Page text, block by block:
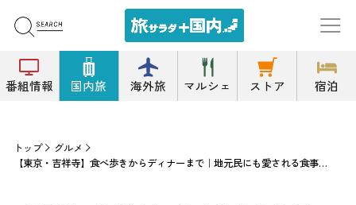
番組情報 国内旅 海外旅 マルシェ ストア 宿泊
トップ
グルメ
【東京・吉祥寺】食べ歩きからディナーまで｜地元民にも愛される食事スポットをご紹介